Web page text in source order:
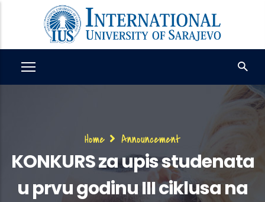
content
Breadcrumb
Home Announcement
KONKURS za upis studenata
u prvu godinu III ciklusa na